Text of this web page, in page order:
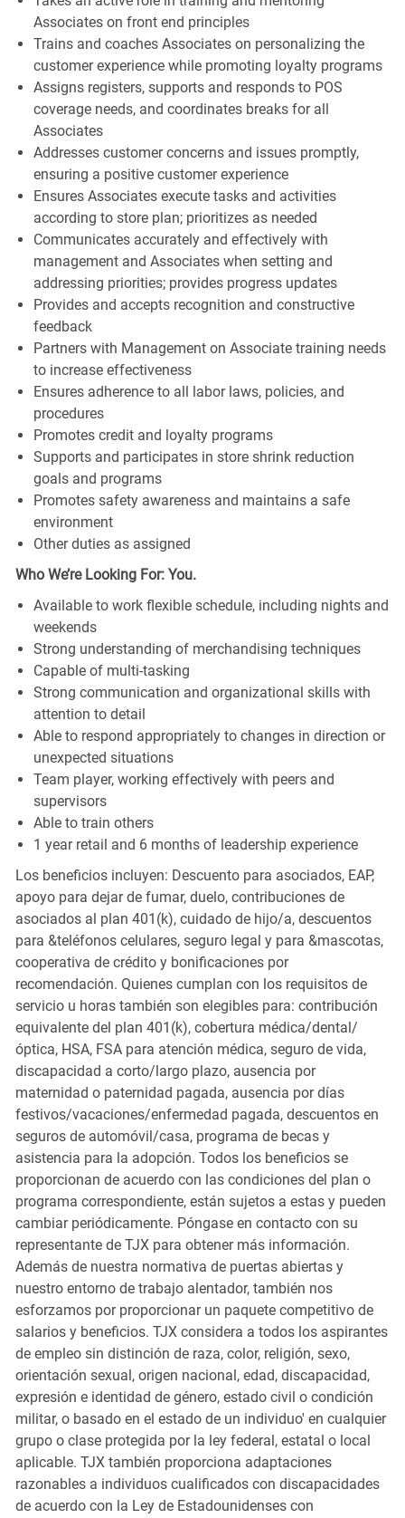
Associates on front end principles
Trains and coaches Associates on personalizing the
customer experience while promoting loyalty programs
Assigns registers, supports and responds to POS
coverage needs, and coordinates breaks for all
Associates
Addresses customer concerns and issues promptly,
ensuring a positive customer experience
Ensures Associates execute tasks and activities
according to store plan; prioritizes as needed
Communicates accurately and effectively with
management and Associates when setting and
addressing priorities; provides progress updates
Provides and accepts recognition and constructive
feedback
Partners with Management on Associate training needs
to increase effectiveness
Ensures adherence to all labor laws, policies, and
procedures
Promotes credit and loyalty programs
Supports and participates in store shrink reduction
goals and programs
Promotes safety awareness and maintains a safe
environment
Other duties as assigned
Who We’re Looking For: You.
Available to work flexible schedule, including nights and
weekends
Strong understanding of merchandising techniques
Capable of multi-tasking
Strong communication and organizational skills with
attention to detail
Able to respond appropriately to changes in direction or
unexpected situations
Team player, working effectively with peers and
supervisors
Able to train others
1 year retail and 6 months of leadership experience
Los beneficios incluyen: Descuento para asociados, EAP,
apoyo para dejar de fumar, duelo, contribuciones de
asociados al plan 401(k), cuidado de hijo/a, descuentos
para &teléfonos celulares, seguro legal y para &mascotas,
cooperativa de crédito y bonificaciones por
recomendación. Quienes cumplan con los requisitos de
servicio u horas también son elegibles para: contribución
equivalente del plan 401(k), cobertura médica/dental/
óptica, HSA, FSA para atención médica, seguro de vida,
discapacidad a corto/largo plazo, ausencia por
maternidad o paternidad pagada, ausencia por días
festivos/vacaciones/enfermedad pagada, descuentos en
seguros de automóvil/casa, programa de becas y
asistencia para la adopción. Todos los beneficios se
proporcionan de acuerdo con las condiciones del plan o
programa correspondiente, están sujetos a estas y pueden
cambiar periódicamente. Póngase en contacto con su
representante de TJX para obtener más información.
Además de nuestra normativa de puertas abiertas y
nuestro entorno de trabajo alentador, también nos
esforzamos por proporcionar un paquete competitivo de
salarios y beneficios. TJX considera a todos los aspirantes
de empleo sin distinción de raza, color, religión, sexo,
orientación sexual, origen nacional, edad, discapacidad,
expresión e identidad de género, estado civil o condición
militar, o basado en el estado de un individuo' en cualquier
grupo o clase protegida por la ley federal, estatal o local
aplicable. TJX también proporciona adaptaciones
razonables a individuos cualificados con discapacidades
de acuerdo con la Ley de Estadounidenses con